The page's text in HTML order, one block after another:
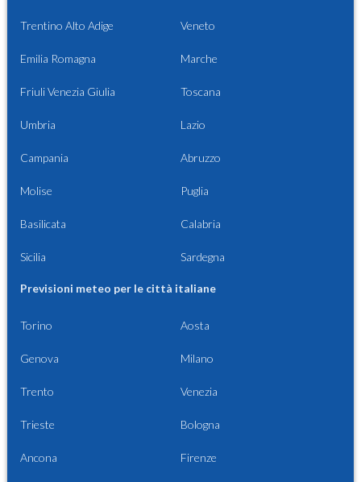
Trentino Alto Adige Veneto
Emilia Romagna Marche
Friuli Venezia Giulia Toscana
Umbria Lazio
Campania Abruzzo
Molise Puglia
Basilicata Calabria
Sicilia Sardegna
Previsioni meteo per le città italiane
Torino Aosta
Genova Milano
Trento Venezia
Trieste Bologna
Ancona Firenze